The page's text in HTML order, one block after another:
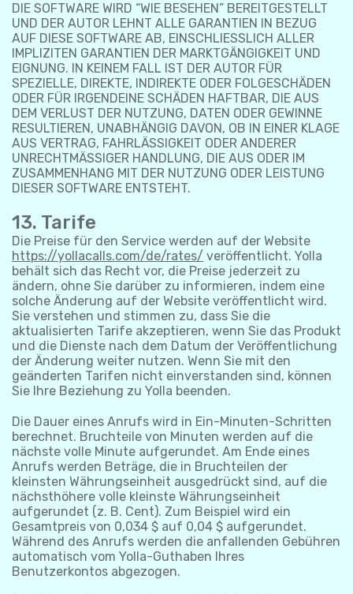
DIE SOFTWARE WIRD “WIE BESEHEN” BEREITGESTELLT
UND DER AUTOR LEHNT ALLE GARANTIEN IN BEZUG
AUF DIESE SOFTWARE AB, EINSCHLIESSLICH ALLER
IMPLIZITEN GARANTIEN DER MARKTGÄNGIGKEIT UND
EIGNUNG. IN KEINEM FALL IST DER AUTOR FÜR
SPEZIELLE, DIREKTE, INDIREKTE ODER FOLGESCHÄDEN
ODER FÜR IRGENDEINE SCHÄDEN HAFTBAR, DIE AUS
DEM VERLUST DER NUTZUNG, DATEN ODER GEWINNE
RESULTIEREN, UNABHÄNGIG DAVON, OB IN EINER KLAGE
AUS VERTRAG, FAHRLÄSSIGKEIT ODER ANDERER
UNRECHTMÄSSIGER HANDLUNG, DIE AUS ODER IM
ZUSAMMENHANG MIT DER NUTZUNG ODER LEISTUNG
DIESER SOFTWARE ENTSTEHT.
13. Tarife
Die Preise für den Service werden auf der Website
https://yollacalls.com/de/rates/ veröffentlicht. Yolla
behält sich das Recht vor, die Preise jederzeit zu
ändern, ohne Sie darüber zu informieren, indem eine
solche Änderung auf der Website veröffentlicht wird.
Sie verstehen und stimmen zu, dass Sie die
aktualisierten Tarife akzeptieren, wenn Sie das Produkt
und die Dienste nach dem Datum der Veröffentlichung
der Änderung weiter nutzen. Wenn Sie mit den
geänderten Tarifen nicht einverstanden sind, können
Sie Ihre Beziehung zu Yolla beenden.
Die Dauer eines Anrufs wird in Ein-Minuten-Schritten
berechnet. Bruchteile von Minuten werden auf die
nächste volle Minute aufgerundet. Am Ende eines
Anrufs werden Beträge, die in Bruchteilen der
kleinsten Währungseinheit ausgedrückt sind, auf die
nächsthöhere volle kleinste Währungseinheit
aufgerundet (z. B. Cent). Zum Beispiel wird ein
Gesamtpreis von 0,034 $ auf 0,04 $ aufgerundet.
Während des Anrufs werden die anfallenden Gebühren
automatisch vom Yolla-Guthaben Ihres
Benutzerkontos abgezogen.